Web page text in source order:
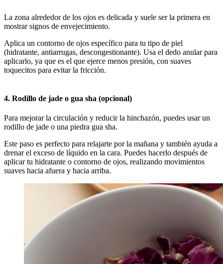
La zona alrededor de los ojos es delicada y suele ser la primera en
mostrar signos de envejecimiento.
Aplica un contorno de ojos específico para tu tipo de piel
(hidratante, antiarrugas, descongestionante). Usa el dedo anular para
aplicarlo, ya que es el que ejerce menos presión, con suaves
toquecitos para evitar la fricción.
4. Rodillo de jade o gua sha (opcional)
Para mejorar la circulación y reducir la hinchazón, puedes usar un
rodillo de jade o una piedra gua sha.
Este paso es perfecto para relajarte por la mañana y también ayuda a
drenar el exceso de líquido en la cara. Puedes hacerlo después de
aplicar tu hidratante o contorno de ojos, realizando movimientos
suaves hacia afuera y hacia arriba.